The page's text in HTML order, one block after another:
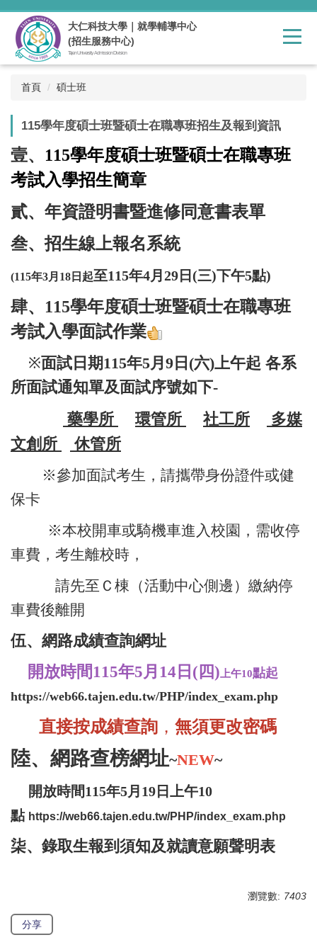
跳
主
要
內
大仁科技大學｜就學輔導中心
(招生服務中心)
Tajen University Admission Division
首頁 碩士班
115學年度碩士班暨碩士在職專班招生及報到資訊
壹、 115學年度碩士班暨碩士在職專班
考試入學招生簡章
貳、 年資證明書暨進修同意書表單
叁、招生線上報名系統
(115年3月18日起至115年4月29日(三)下午5點)
肆、 115學年度碩士班暨碩士在職專班
考試入學面試作業
※面試日期115年5月9日(六)上午起 各系
所面試通知單及面試序號如下-
藥學所
環管所 社工所
多媒
文創所
休管所
※參加面試考生，請攜帶身份證件或健
保卡
※本校開車或騎機車進入校園，需收停
車費，考生離校時，
請先至Ｃ棟（活動中心側邊）繳納停
車費後離開
伍、 網路成績查詢網址
開放時間115年5月14日(四) 上午10點起
https://web66.tajen.edu.tw/PHP/index_exam.php
直接按成績查詢 ， 無須更改密碼
陸、 網路查榜網址~NEW~
開放時間115年5月19日上午10
點 https://web66.tajen.edu.tw/PHP/index_exam.php
柒、 錄取生報到須知及就讀意願聲明表
瀏覽數: 7403
分享